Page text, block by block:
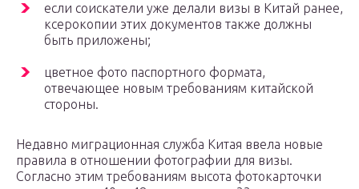
если соискатели уже делали визы в Китай ранее,
ксерокопии этих документов также должны
быть приложены;
цветное фото паспортного формата,
отвечающее новым требованиям китайской
стороны.
Недавно миграционная служба Китая ввела новые
правила в отношении фотографии для визы.
Согласно этим требованиям высота фотокарточки